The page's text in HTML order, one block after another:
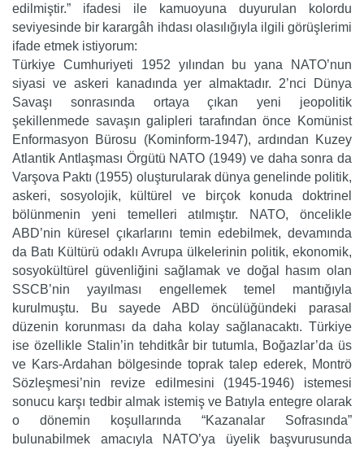
edilmiştir.” ifadesi ile kamuoyuna duyurulan kolordu
seviyesinde bir karargâh ihdası olasılığıyla ilgili görüşlerimi
ifade etmek istiyorum:
Türkiye Cumhuriyeti 1952 yılından bu yana NATO’nun
siyasi ve askeri kanadında yer almaktadır. 2’nci Dünya
Savaşı sonrasında ortaya çıkan yeni jeopolitik
şekillenmede savaşın galipleri tarafından önce Komünist
Enformasyon Bürosu (Kominform-1947), ardından Kuzey
Atlantik Antlaşması Örgütü NATO (1949) ve daha sonra da
Varşova Paktı (1955) oluşturularak dünya genelinde politik,
askeri, sosyolojik, kültürel ve birçok konuda doktrinel
bölünmenin yeni temelleri atılmıştır. NATO, öncelikle
ABD’nin küresel çıkarlarını temin edebilmek, devamında
da Batı Kültürü odaklı Avrupa ülkelerinin politik, ekonomik,
sosyokültürel güvenliğini sağlamak ve doğal hasım olan
SSCB’nin yayılması engellemek temel mantığıyla
kurulmuştu. Bu sayede ABD öncülüğündeki parasal
düzenin korunması da daha kolay sağlanacaktı. Türkiye
ise özellikle Stalin’in tehditkâr bir tutumla, Boğazlar’da üs
ve Kars-Ardahan bölgesinde toprak talep ederek, Montrö
Sözleşmesi’nin revize edilmesini (1945-1946) istemesi
sonucu karşı tedbir almak istemiş ve Batıyla entegre olarak
o dönemin koşullarında “Kazanalar Sofrasında”
bulunabilmek amacıyla NATO’ya üyelik başvurusunda